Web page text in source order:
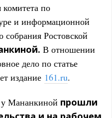
комитета по
и информационной
собрания Ростовской
В отношении
дело по статье
издание 161.ru.
у Мананкиной прошли